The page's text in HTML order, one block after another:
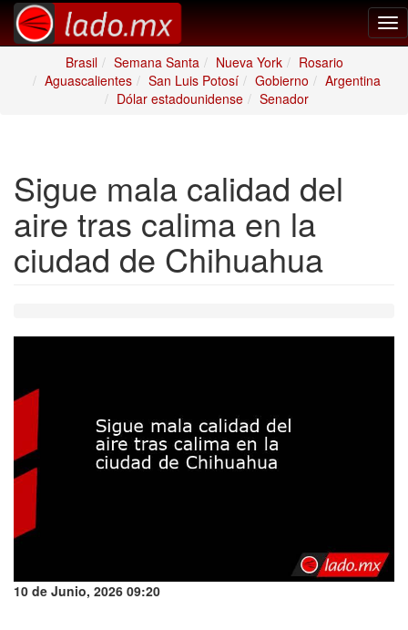
Brasil
Semana Santa Nueva York
Rosario
Aguascalientes
San Luis Potosí Gobierno
Argentina
Dólar estadounidense
Senador
Sigue mala calidad del
aire tras calima en la
ciudad de Chihuahua
10 de Junio, 2026 09:20